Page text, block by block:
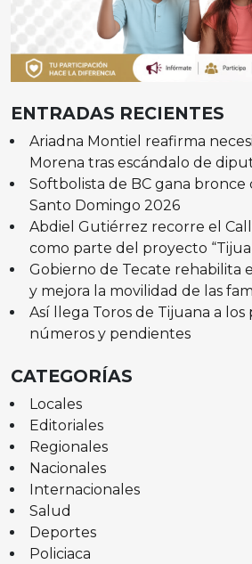
ENTRADAS RECIENTES
Ariadna Montiel reafirma
Morena tras escándalo de
Softbolista de BC gana bronce
Santo Domingo 2026
Abdiel Gutiérrez recorre el
como parte del proyecto
Gobierno de Tecate rehabilita
y mejora la movilidad de las
Así llega Toros de Tijuana a los
números y pendientes
CATEGORÍAS
Locales
Editoriales
Regionales
Nacionales
Internacionales
Salud
Deportes
Policiaca